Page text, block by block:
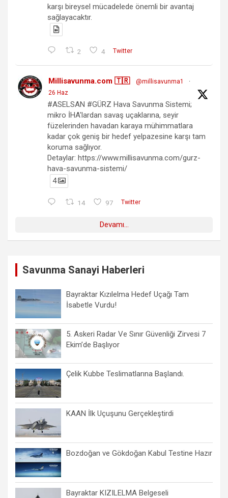
karşı bireysel mücadelede önemli bir avantaj
sağlayacaktır.
2 4 Twitter
Millisavunma.com 🇹🇷 @millisavunma1
·
26 Haz
#ASELSAN #GÜRZ Hava Savunma Sistemi;
mikro İHA'lardan savaş uçaklarına, seyir
füzelerinden havadan karaya mühimmatlara
kadar çok geniş bir hedef yelpazesine karşı tam
koruma sağlıyor.
Detaylar: https://www.millisavunma.com/gurz-
hava-savunma-sistemi/
4
14 97 Twitter
Devamı...
Savunma Sanayi Haberleri
Bayraktar Kızılelma Hedef Uçağı Tam
İsabetle Vurdu!
5. Askeri Radar Ve Sınır Güvenliği Zirvesi 7
Ekim’de Başlıyor
Çelik Kubbe Teslimatlarına Başlandı.
KAAN İlk Uçuşunu Gerçekleştirdi
Bozdoğan ve Gökdoğan Kabul Testine Hazır
Bayraktar KIZILELMA Belgeseli